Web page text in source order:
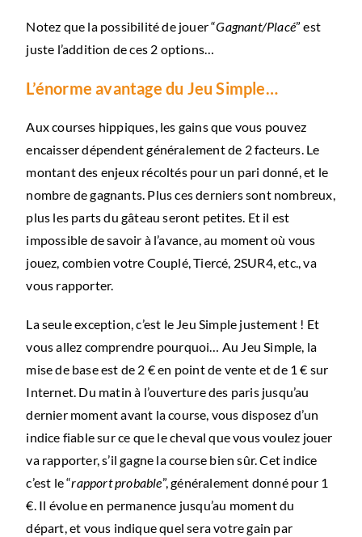
Notez que la possibilité de jouer “Gagnant/Placé” est
juste l’addition de ces 2 options…
L’énorme avantage du Jeu Simple…
Aux courses hippiques, les gains que vous pouvez
encaisser dépendent généralement de 2 facteurs. Le
montant des enjeux récoltés pour un pari donné, et le
nombre de gagnants. Plus ces derniers sont nombreux,
plus les parts du gâteau seront petites. Et il est
impossible de savoir à l’avance, au moment où vous
jouez, combien votre Couplé, Tiercé, 2SUR4, etc., va
vous rapporter.
La seule exception, c’est le Jeu Simple justement ! Et
vous allez comprendre pourquoi… Au Jeu Simple, la
mise de base est de 2 € en point de vente et de 1 € sur
Internet. Du matin à l’ouverture des paris jusqu’au
dernier moment avant la course, vous disposez d’un
indice fiable sur ce que le cheval que vous voulez jouer
va rapporter, s’il gagne la course bien sûr. Cet indice
c’est le “rapport probable”, généralement donné pour 1
€. Il évolue en permanence jusqu’au moment du
départ, et vous indique quel sera votre gain par